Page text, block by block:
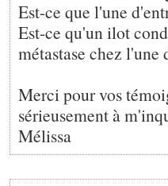
Est-ce que l'une
Est-ce qu'un ilot
métastase chez l'une
Merci pour vos
sérieusement à
Mélissa